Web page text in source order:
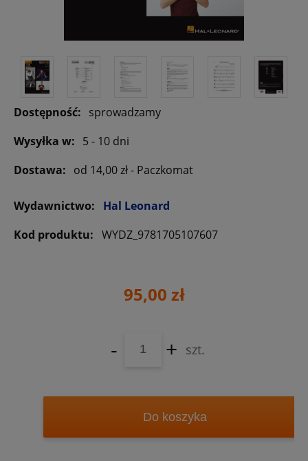
Dostępność: sprowadzamy
Wysyłka w: 5 - 10 dni
Dostawa: od 14,00 zł- Paczkomat
Wydawnictwo:
Hal Leonard
Kod produktu: WYDZ_9781705107607
95,00 zł
- + szt.
Do koszyka